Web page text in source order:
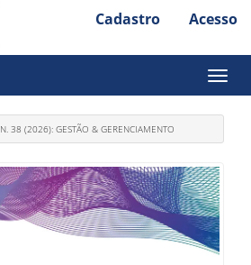
Cadastro Acesso
Toggle
N. 38 (2026): GESTÃO & GERENCIAMENTO